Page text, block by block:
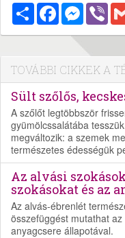
MegosztásFacebook
TOVÁBBI CIKKEK A
Sült szőlős,
A szőlőt legtöbbször
gyümölcssalátába
megváltozik: a szemek
természetes édességük
Az alvási
szokásokat és az
Az alvás-ébrenlét
összefüggést mutathat
anyagcsere állapotával.